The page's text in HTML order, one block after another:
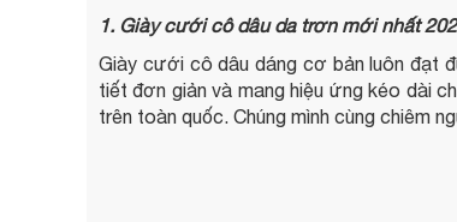
1. Giày cưới cô dâu da trơn mới nhất
Giày cưới cô dâu dáng cơ bản luôn đạt
tiết đơn giản và mang hiệu ứng kéo dài
trên toàn quốc. Chúng mình cùng chiêm